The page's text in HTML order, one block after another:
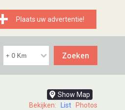
Plaats uw advertentie!
Show Map
Bekijken:
List Photos